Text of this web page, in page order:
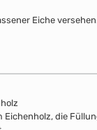
Eiche
die